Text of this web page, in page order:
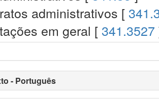
administrativos [
em geral [ 341.3527
- Português